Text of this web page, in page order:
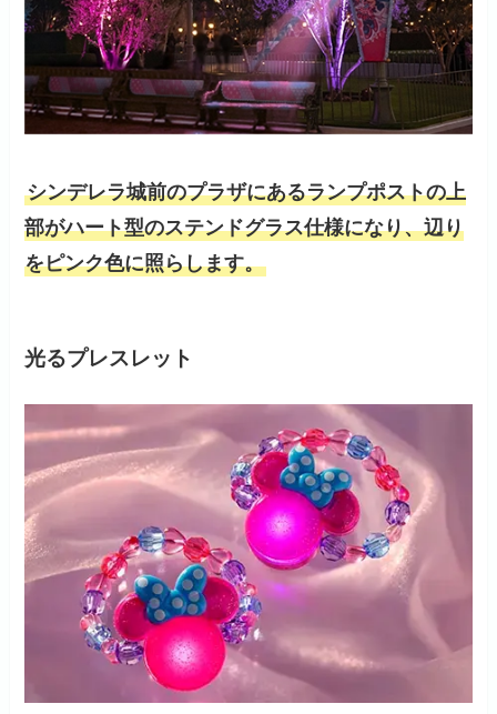
シンデレラ城前のプラザにあるランプポストの上
部がハート型のステンドグラス仕様になり、辺り
をピンク色に照らします。
光るプレスレット